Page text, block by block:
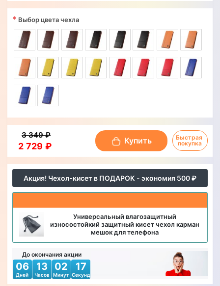
Акция! Чехол-кисет в ПОДАРОК - экономия 500 ₽
Универсальный влагозащитный
износостойкий защитный кисет чехол карман
мешок для телефона
До окончания акции
06
Дней
13
Часов
02
Минут
15
Секунд
* Выбор цвета чехла
2 729 ₽
3 349 ₽
Купить
Быстрая
покупка